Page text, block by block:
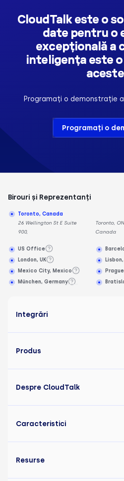
CloudTalk este o
date pentru o
excepțională a
inteligența este
Programați o demonstrație
Programați o
Birouri și Reprezentanți
Toronto, Canada
26 Wellington St E Suite
900,
Toronto, ON
Canada
US Office
London, UK
Mexico City, Mexico
München, Germany
Integrări
Produs
Despre CloudTalk
Caracteristici
Resurse